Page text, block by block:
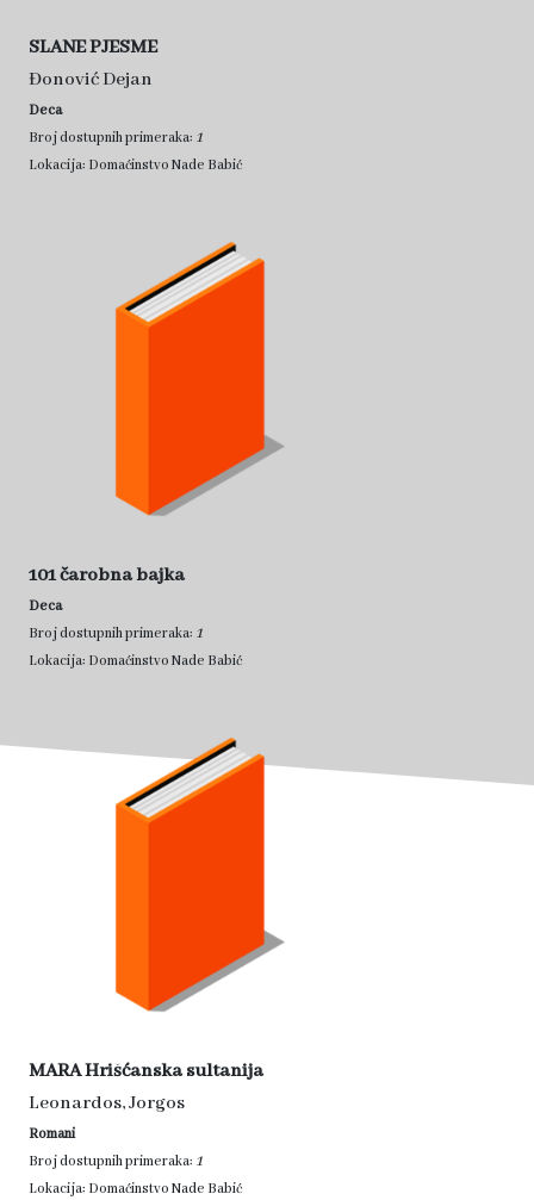
SLANE PJESME
Đonović Dejan
Deca
Broj dostupnih primeraka: 1
Lokacija: Domaćinstvo Nade Babić
101 čarobna bajka
Deca
Broj dostupnih primeraka: 1
Lokacija: Domaćinstvo Nade Babić
MARA Hrišćanska sultanija
Leonardos, Jorgos
Romani
Broj dostupnih primeraka: 1
Lokacija: Domaćinstvo Nade Babić